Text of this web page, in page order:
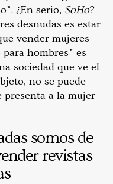
¿En serio, SoHo?
desnudas es estar
vender mujeres
hombres” es
sociedad que ve el
no se puede
presenta a la mujer
somos de
revistas